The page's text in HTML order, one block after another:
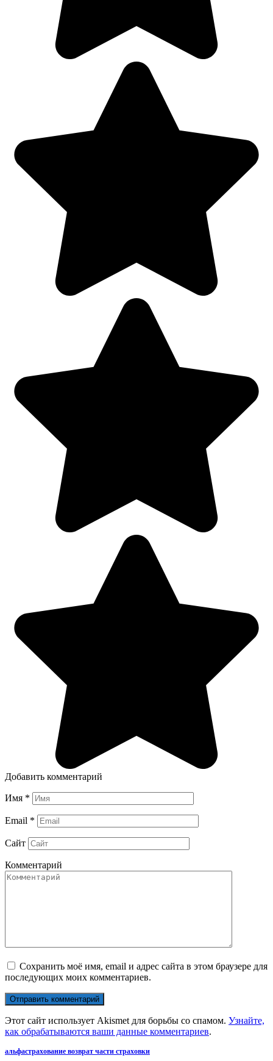
Добавить комментарий
Имя *
Email *
Сайт
Комментарий
Сохранить моё имя, email и адрес сайта в этом браузере для
последующих моих комментариев.
Этот сайт использует Akismet для борьбы со спамом. Узнайте,
как обрабатываются ваши данные комментариев.
альфастрахование возврат части страховки